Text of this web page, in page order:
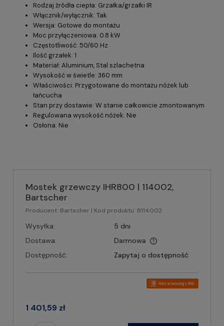
Rodzaj źródła ciepła: Grzałka/grzałki IR
Włącznik/wyłącznik: Tak
Wersja: Gotowe do montażu
Moc przyłączeniowa: 0.8 kW
Częstotliwość: 50/60 Hz
Ilość grzałek: 1
Materiał: Aluminium, Stal szlachetna
Wysokość w świetle: 360 mm
Właściwości: Przygotowane do montażu nóżek lub
łańcucha
Stan przy dostawie: W stanie całkowicie zmontowanym
Regulowana wysokość nóżek: Nie
Osłona: Nie
Mostek grzewczy IHR800 | 114002,
Bartscher
Producent: Bartscher | Kod produktu: B114002
Wysyłka:
5 dni
Dostawa:
Darmowa
Dostępność:
Zapytaj o dostępność
1 401,59 zł